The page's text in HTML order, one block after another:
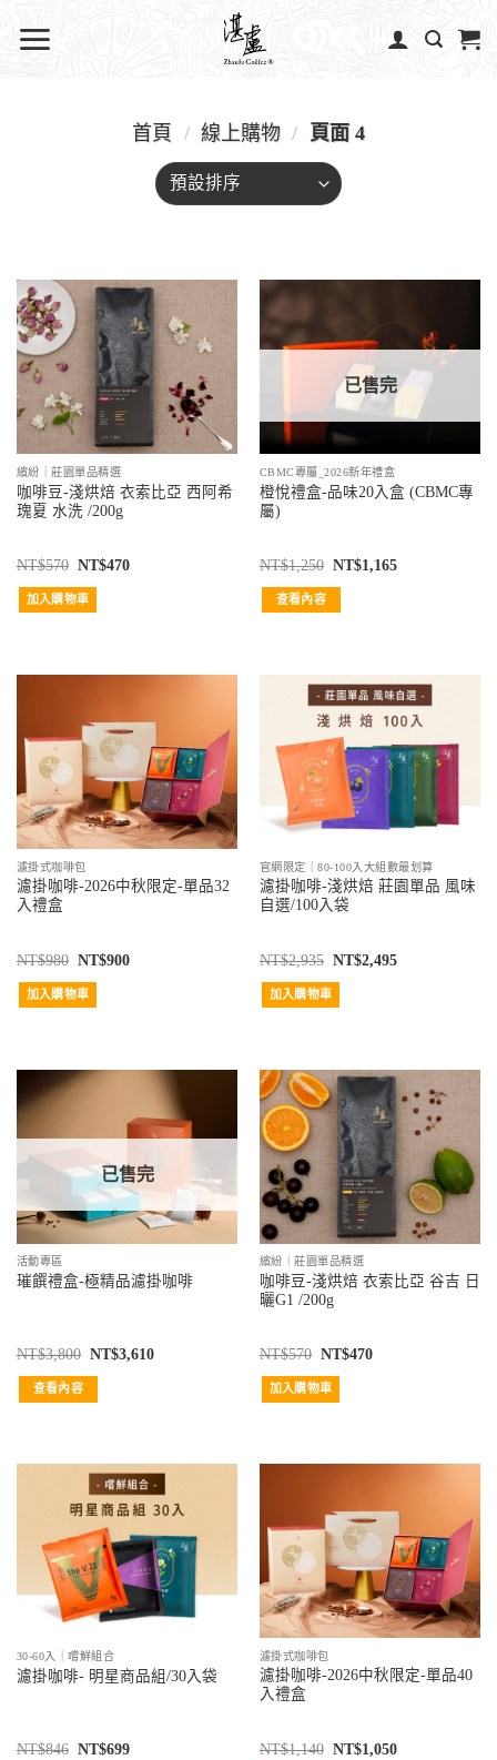
首頁 / 線上購物 / 頁面 4
繽紛｜莊園單品精選
咖啡豆-淺烘焙 衣索比亞 西阿希
瑰夏 水洗 /200g
NT$570 NT$470
加入購物車
已售完
CBMC專屬_2026新年禮盒
橙悅禮盒-品味20入盒 (CBMC專
屬)
NT$1,250 NT$1,165
查看內容
濾掛式咖啡包
濾掛咖啡-2026中秋限定-單品32
入禮盒
NT$980 NT$900
加入購物車
官網限定｜80-100入大組數最划算
濾掛咖啡-淺烘焙 莊園單品 風味
自選/100入袋
NT$2,935 NT$2,495
加入購物車
已售完
活動專區
璀饌禮盒-極精品濾掛咖啡
NT$3,800 NT$3,610
查看內容
繽紛｜莊園單品精選
咖啡豆-淺烘焙 衣索比亞 谷吉 日
曬G1 /200g
NT$570 NT$470
加入購物車
30-60入｜嚐鮮組合
濾掛咖啡- 明星商品組/30入袋
NT$846 NT$699
濾掛式咖啡包
濾掛咖啡-2026中秋限定-單品40
入禮盒
NT$1,140 NT$1,050